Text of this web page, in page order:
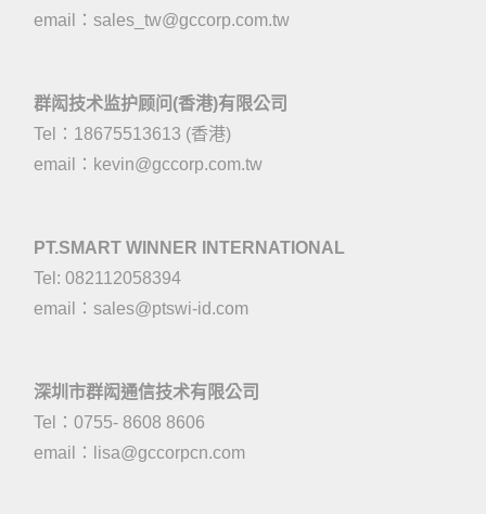
email： sales_tw@gccorp.com.tw
群闳技术监护顾问(香港)有限公司
Tel：18675513613 (香港)
email： kevin@gccorp.com.tw
PT.SMART WINNER INTERNATIONAL
Tel: 082112058394
email： sales@ptswi-id.com
深圳市群闳通信技术有限公司
Tel：0755- 8608 8606
email：
lisa@gccorpcn.com